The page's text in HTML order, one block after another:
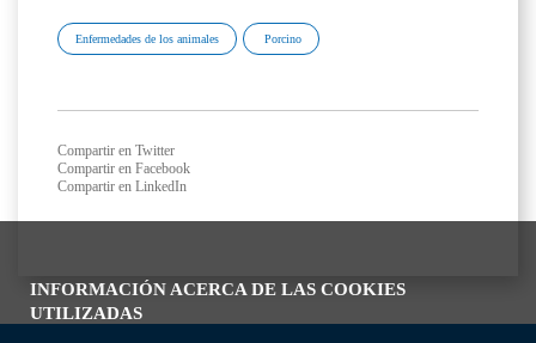
INFORMACIÓN ACERCA DE LAS COOKIES
UTILIZADAS
Enfermedades de los animales Porcino
Compartir en Twitter
Compartir en Facebook
Compartir en LinkedIn